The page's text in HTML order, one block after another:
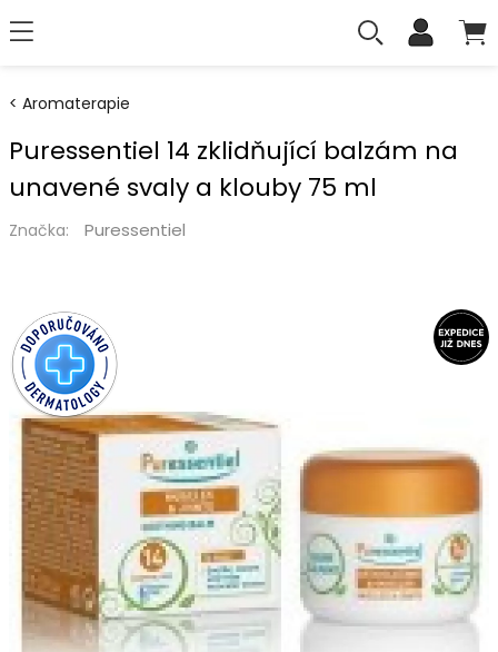
Aromaterapie
Puressentiel 14 zklidňující balzám na
unavené svaly a klouby 75 ml
Značka: Puressentiel